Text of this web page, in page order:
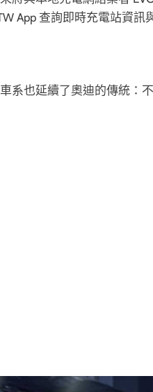
App 查詢即時充電站資訊
系也延續了奧迪的傳統：